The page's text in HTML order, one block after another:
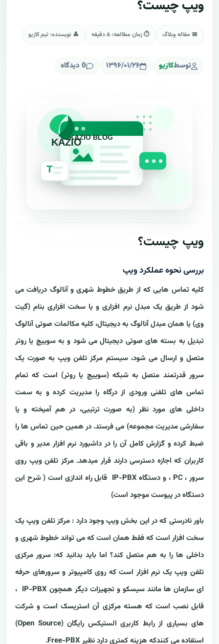
ویپ چیست؟
📅 مقاله وبلاگ ⏱ زمان مطالعه: ۵ دقیقه 👤 نویسنده: تیم کازیو
توسطکازیو ۱۳۹۶/۰۱/۲۶ 0 دیدگاه
ویپ چیست؟
بررسی نحوه عملکرد ویپ
کلیه تماس هایی که از طریق خطوط شهری و آنالوگ دریافت می
شود از طریق یک مبدل نرم افزاری و یا سخت افزاری بنام (گیت
وی) یا همان مبدل آنالوگ به دیجیتال، کلیه مکالمات صوتی آنالوگ
تبدیل به بسته های صوتی دیجیتال می شود و به سوییچ یا روتر
متصل و ارسال می شود، سیستم مرکز تلفن ویپ به صورت یک
سرور قدرتمند متصل به شبکه (سوییچ یا روتر) است که تمام
تماس های تلفنی ورودی از درگاه را مدیریت کرده و به سمت
داخلی های مورد نظر (به صورت ترتیبی، در هم آمیخته و یا
سفارشی مدیریت مجموعه) می فرستد. در همین حین تماس ها را
ضبط کرده و گزارش کامل آن را در داشبورد نرم افزار مدیر و باقی
کاربران که اجازه دسترسی دارند قرار میدهد. مرکز تلفن ویپ روی
سرور ، PC ، و دستگاه IP-PBX قابل راه اندازی است ( شرح این
دستگاه در پیوست موجود است)
باور نادرستی که در این بخش ویپ وجود دارد : مرکز تلفن ویپ یک
سخت افزار است که فقط همان است که می تواند خطوط شهری و
داخلی ها را به هم متصل کند؟ اما باید بدانید که: سرور مرکزی
تلفن ویپ یک نرم افزار است که روی کامپیوتر و سرورهای حرفه
ای سازمان ها مانند سیسکو و تجهیزات دیگر همچون IP-PBX ،
قابل نصب است که هسته مرکزی آن استریسک است و شرکت
های بسیاری از رابط کاربری الستیکس رایگان (Open Source)
استفاده می کنندکه هزینه کمتری دارد نظیر Free-PBX.